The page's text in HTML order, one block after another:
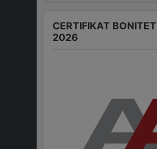
CERTIFIKAT
2026